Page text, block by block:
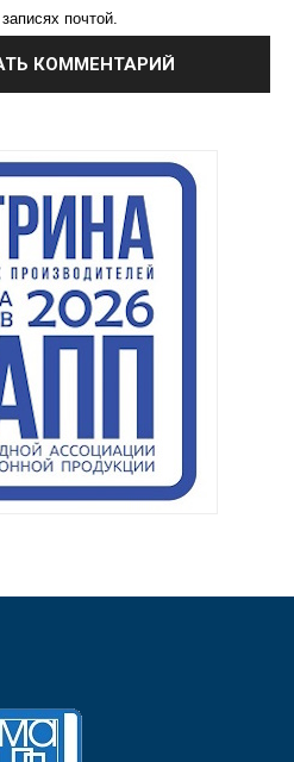
почтой.